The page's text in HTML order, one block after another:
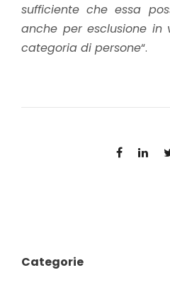
sufficiente che essa
anche per esclusione
categoria di persone“.
Categorie